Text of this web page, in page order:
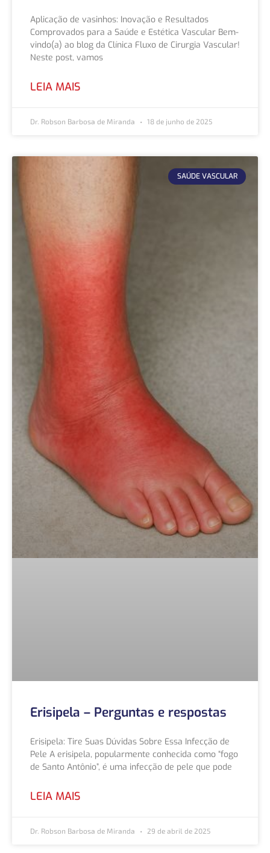
Aplicação de vasinhos: Inovação e Resultados
Comprovados para a Saúde e Estética Vascular Bem-
vindo(a) ao blog da Clínica Fluxo de Cirurgia Vascular!
Neste post, vamos
LEIA MAIS
Dr. Robson Barbosa de Miranda 18 de junho de 2025
SAÚDE VASCULAR
Erisipela – Perguntas e respostas
Erisipela: Tire Suas Dúvidas Sobre Essa Infecção de
Pele A erisipela, popularmente conhecida como “fogo
de Santo Antônio”, é uma infecção de pele que pode
LEIA MAIS
Dr. Robson Barbosa de Miranda 29 de abril de 2025